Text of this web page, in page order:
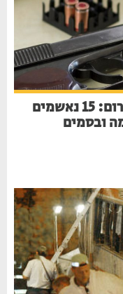
כתבי אישום חמורים הוגשו בדרום: 15 נאשמים